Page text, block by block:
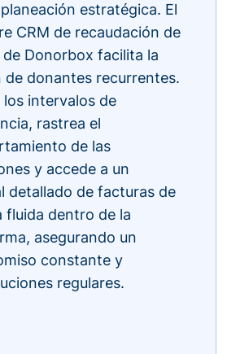
estratégica. El
CRM de recaudación de
Donorbox facilita la
de donantes recurrentes.
los intervalos de
rastrea el
de las
y accede a un
detallado de facturas de
fluida dentro de la
asegurando un
constante y
regulares.